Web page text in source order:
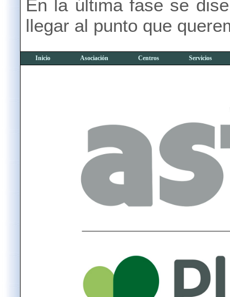
En la última fase se
llegar al punto que
Inicio Asociación Centros Servicios